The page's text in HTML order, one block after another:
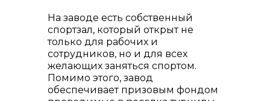
На заводе есть собственный
спортзал, который открыт не
только для рабочих и
сотрудников, но и для всех
желающих заняться спортом.
Помимо этого, завод
обеспечивает призовым фондом